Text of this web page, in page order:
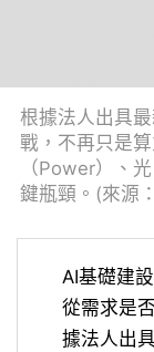
根據法人出具
戰，不再只是
（Power）、
鍵瓶頸。(來源
AI基礎建
從需求是
據法人出